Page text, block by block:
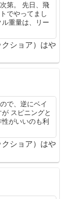
第。 先日、飛
でやってまし
重量は、リー
ショア）はや
で、逆にベイ
スピニングと
がいいのも利
ショア）はや